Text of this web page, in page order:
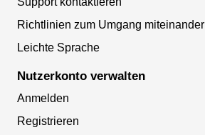
Richtlinien zum Umgang miteinander
Leichte Sprache
Nutzerkonto verwalten
Anmelden
Registrieren